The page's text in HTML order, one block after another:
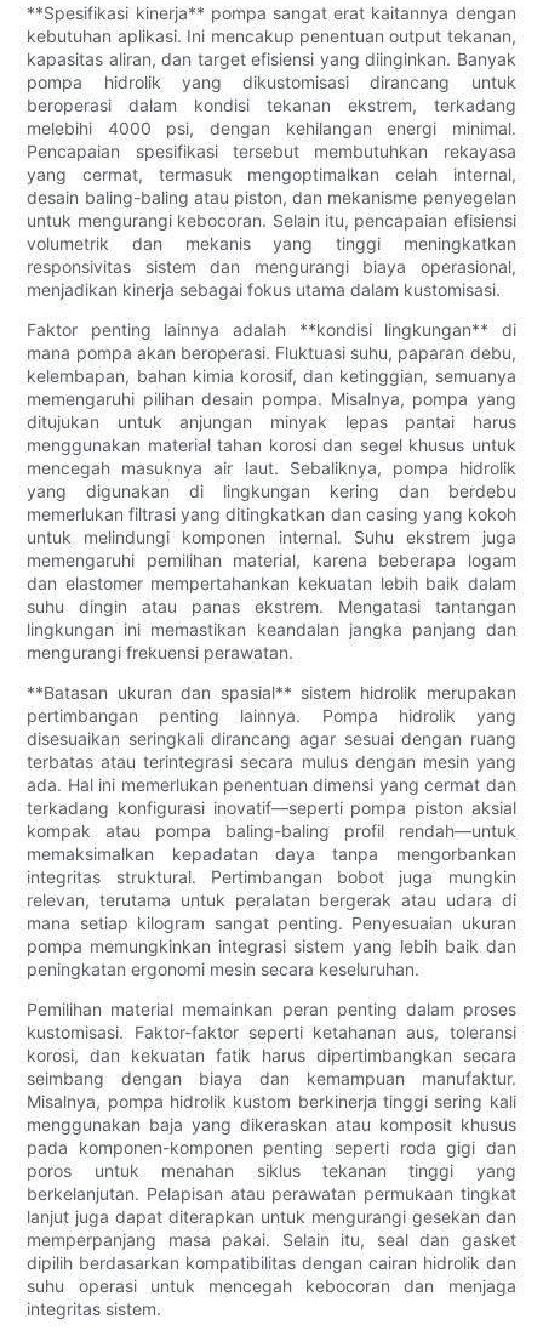
**Spesifikasi kinerja** pompa sangat erat kaitannya dengan
kebutuhan aplikasi. Ini mencakup penentuan output tekanan,
kapasitas aliran, dan target efisiensi yang diinginkan. Banyak
pompa hidrolik yang dikustomisasi dirancang untuk
beroperasi dalam kondisi tekanan ekstrem, terkadang
melebihi 4000 psi, dengan kehilangan energi minimal.
Pencapaian spesifikasi tersebut membutuhkan rekayasa
yang cermat, termasuk mengoptimalkan celah internal,
desain baling-baling atau piston, dan mekanisme penyegelan
untuk mengurangi kebocoran. Selain itu, pencapaian efisiensi
volumetrik dan mekanis yang tinggi meningkatkan
responsivitas sistem dan mengurangi biaya operasional,
menjadikan kinerja sebagai fokus utama dalam kustomisasi.
Faktor penting lainnya adalah **kondisi lingkungan** di
mana pompa akan beroperasi. Fluktuasi suhu, paparan debu,
kelembapan, bahan kimia korosif, dan ketinggian, semuanya
memengaruhi pilihan desain pompa. Misalnya, pompa yang
ditujukan untuk anjungan minyak lepas pantai harus
menggunakan material tahan korosi dan segel khusus untuk
mencegah masuknya air laut. Sebaliknya, pompa hidrolik
yang digunakan di lingkungan kering dan berdebu
memerlukan filtrasi yang ditingkatkan dan casing yang kokoh
untuk melindungi komponen internal. Suhu ekstrem juga
memengaruhi pemilihan material, karena beberapa logam
dan elastomer mempertahankan kekuatan lebih baik dalam
suhu dingin atau panas ekstrem. Mengatasi tantangan
lingkungan ini memastikan keandalan jangka panjang dan
mengurangi frekuensi perawatan.
**Batasan ukuran dan spasial** sistem hidrolik merupakan
pertimbangan penting lainnya. Pompa hidrolik yang
disesuaikan seringkali dirancang agar sesuai dengan ruang
terbatas atau terintegrasi secara mulus dengan mesin yang
ada. Hal ini memerlukan penentuan dimensi yang cermat dan
terkadang konfigurasi inovatif—seperti pompa piston aksial
kompak atau pompa baling-baling profil rendah—untuk
memaksimalkan kepadatan daya tanpa mengorbankan
integritas struktural. Pertimbangan bobot juga mungkin
relevan, terutama untuk peralatan bergerak atau udara di
mana setiap kilogram sangat penting. Penyesuaian ukuran
pompa memungkinkan integrasi sistem yang lebih baik dan
peningkatan ergonomi mesin secara keseluruhan.
Pemilihan material memainkan peran penting dalam proses
kustomisasi. Faktor-faktor seperti ketahanan aus, toleransi
korosi, dan kekuatan fatik harus dipertimbangkan secara
seimbang dengan biaya dan kemampuan manufaktur.
Misalnya, pompa hidrolik kustom berkinerja tinggi sering kali
menggunakan baja yang dikeraskan atau komposit khusus
pada komponen-komponen penting seperti roda gigi dan
poros untuk menahan siklus tekanan tinggi yang
berkelanjutan. Pelapisan atau perawatan permukaan tingkat
lanjut juga dapat diterapkan untuk mengurangi gesekan dan
memperpanjang masa pakai. Selain itu, seal dan gasket
dipilih berdasarkan kompatibilitas dengan cairan hidrolik dan
suhu operasi untuk mencegah kebocoran dan menjaga
integritas sistem.